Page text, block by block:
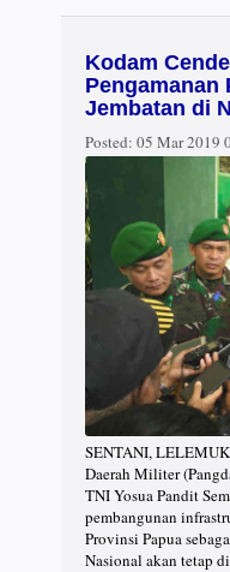
Kodam
Pengamanan
Jembatan di
Posted: 05 Mar 2019
SENTANI,
Daerah Militer
TNI Yosua Pandit
pembangunan
Provinsi Papua
Nasional akan tetap